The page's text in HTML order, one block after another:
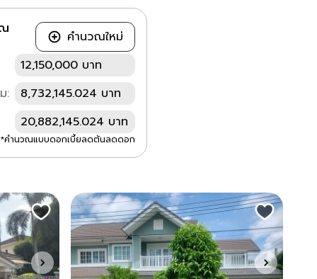
คำนวณใหม่
12,150,000 บาท
:
8,732,145.024 บาท
20,882,145.024 บาท
*คำนวณแบบดอกเบี้ยลดต้นลดดอก